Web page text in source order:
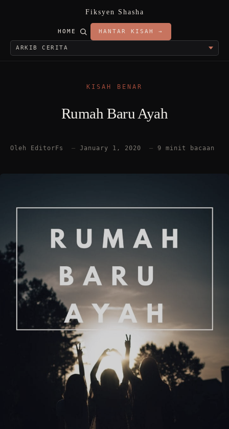
Fiksyen Shasha
HOME HANTAR KISAH →
KISAH BENAR
Rumah Baru Ayah
Oleh EditorFs — January 1, 2020 — 9 minit bacaan